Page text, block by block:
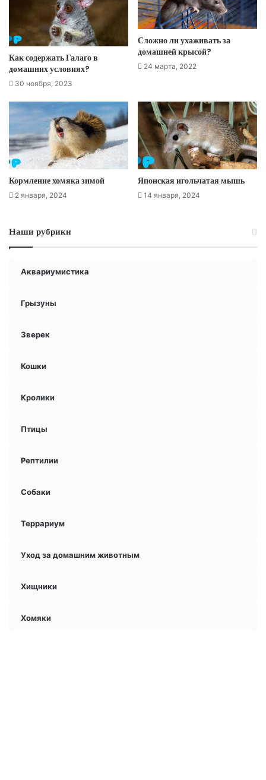
Как содержать Галаго в
домашних условиях?
30 ноября, 2023
Сложно ли ухаживать за
домашней крысой?
24 марта, 2022
Кормление хомяка зимой
2 января, 2024
Японская игольчатая мышь
14 января, 2024
Наши рубрики
Аквариумистика
Грызуны
Зверек
Кошки
Кролики
Птицы
Рептилии
Собаки
Террариум
Уход за домашним животным
Хищники
Хомяки